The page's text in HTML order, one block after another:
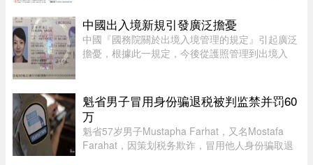
客，再以“预约看房”为由索取押金和个人资料。部
分虚假视频播放量高达27万 ...
中國出入境新規引發廣泛擔憂
中國『國務院關於出境入境管理的規定』引起廣泛
擔憂，根據此一規定，今後從護照管理到出境入
魁省男子冒用身份骗退税被判监禁并罚60
万
魁省57岁男子Mustapha Farhat，又名Mostafa
Farahat，因策划税务欺诈，冒用他人身份骗取退